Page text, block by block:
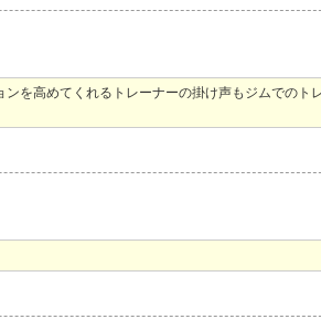
を高めてくれるトレーナーの掛け声もジムでのト